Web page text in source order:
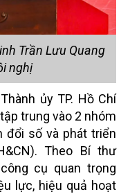
Trần Lưu Quang
nghị
ủy TP. Hồ Chí
trung vào 2 nhóm
đổi số và phát triển
Theo Bí thư
cụ quan trọng
lực, hiệu quả hoạt